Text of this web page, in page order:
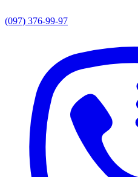
(097) 376-99-97